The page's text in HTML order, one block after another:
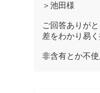
＞池田様
ご回答ありがと
差をわかり易
非含有とか不